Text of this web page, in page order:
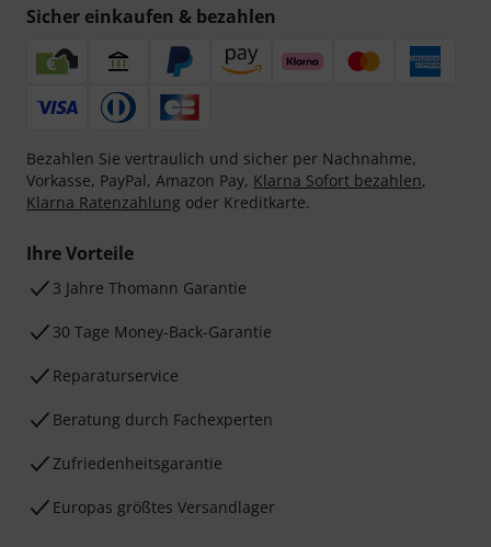
Sicher einkaufen & bezahlen
Bezahlen Sie vertraulich und sicher per Nachnahme,
Vorkasse, PayPal, Amazon Pay, Klarna Sofort bezahlen,
Klarna Ratenzahlung oder Kreditkarte.
Ihre Vorteile
3 Jahre Thomann Garantie
30 Tage Money-Back-Garantie
Reparaturservice
Beratung durch Fachexperten
Zufriedenheitsgarantie
Europas größtes Versandlager